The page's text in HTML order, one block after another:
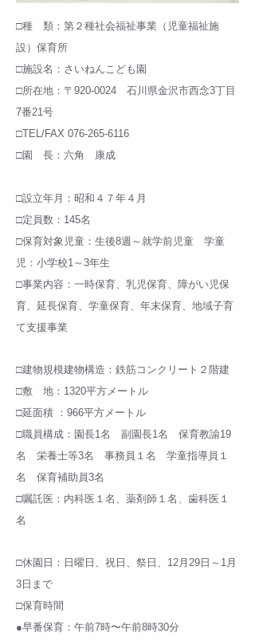
□種 類：第２種社会福祉事業（児童福祉施
設）保育所
□施設名：さいねんこども園
□所在地：〒920-0024 石川県金沢市西念3丁目
7番21号
□TEL/FAX 076-265-6116
□園 長：六角 康成
□設立年月：昭和４７年４月
□定員数：145名
□保育対象児童：生後8週～就学前児童 学童
児：小学校1～3年生
□事業内容：一時保育、乳児保育、障がい児保
育、延長保育、学童保育、年末保育、地域子育
て支援事業
□建物規模建物構造：鉄筋コンクリート２階建
□敷 地：1320平方メートル
□延面積 ：966平方メートル
□職員構成：園長1名 副園長1名 保育教諭19
名 栄養士等3名 事務員１名 学童指導員１
名 保育補助員3名
□嘱託医：内科医１名、薬剤師 １名、歯科医１
名
□休園日：日曜日、祝日、祭日、12月29日～1月
3日まで
□保育時間
●早番保育：午前7時〜午前8時30分